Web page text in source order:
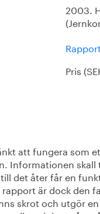
2003.
Pris
att fungera som
Informationen
det åter får en
är dock den
skrot och utgör